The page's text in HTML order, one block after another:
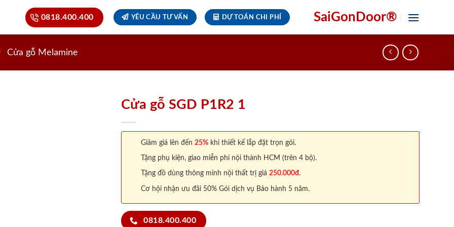
0818.400.400 YÊU CẦU TƯ VẤN DỰ TOÁN CHI PHÍ SaiGonDoor®
Cửa gỗ Melamine
Cửa gỗ SGD P1R2 1
Giảm giá lên đến 25% khi thiết kế lắp đặt trọn gói.
Tặng phụ kiện, giao miễn phí nội thành HCM (trên 4 bộ).
Tặng đồ dùng thông minh nội thất trị giá 250.000đ.
Cơ hội nhận ưu đãi 50% Gói dịch vụ Bảo hành 5 năm.
0818.400.400